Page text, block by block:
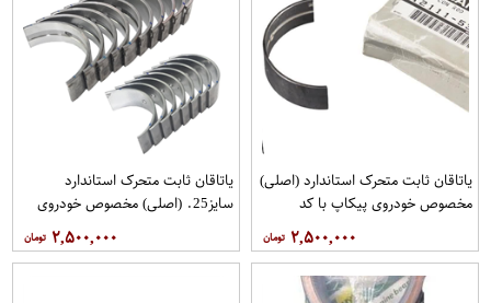
یاتاقان ثابت متحرک استاندارد (اصلی)
مخصوص خودروی پیکاپ با کد
فنی12111-53F00برند نیسان موتور
فروشگاه مگاموتور
۲,۵۰۰,۰۰۰
یاتاقان ثابت متحرک استاندارد
سایز25. (اصلی) مخصوص خودروی
پیکاپ با کد فنی12111-53F00برند
نیسان موتور فروشگاه مگاموتور
۲,۵۰۰,۰۰۰